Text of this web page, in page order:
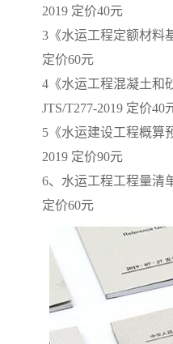
2019 定价40元
3《水运工程定额材料
定价60元
4《水运工程混凝土和
JTS/T277-2019 定价40
5《水运建设工程概算
2019 定价90元
6、水运工程工程量清
定价60元